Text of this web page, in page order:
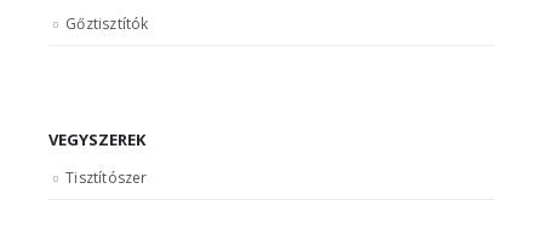
Gőztisztítók
VEGYSZEREK
Tisztítószer